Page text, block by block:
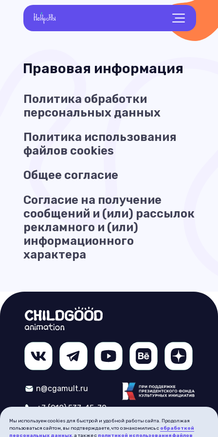
Правовая информация
Согласие на получение
сообщений и (или) рассылок
рекламного и (или)
информационного
характера
Общее согласие
Политика использования
файлов cookies
Политика обработки
персональных данных
n@cgamult.ru
+7 (918) 537-45-70
Ростов-на-Дону
Мы используем cookies для быстрой и удобной работы сайта. Продолжая
пользоваться сайтом, вы подтверждаете, что ознакомились с обработкой
персональных данных, а также с политикой использования файлов